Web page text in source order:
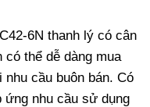
6N thanh lý có cân
có thể dễ dàng mua
cầu buôn bán. Có
nhu cầu sử dụng